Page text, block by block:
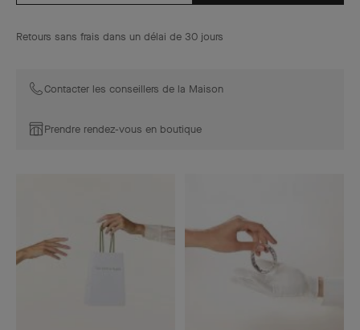
Retours sans frais dans un délai de 30 jours
Contacter les conseillers de la Maison
Prendre rendez-vous en boutique